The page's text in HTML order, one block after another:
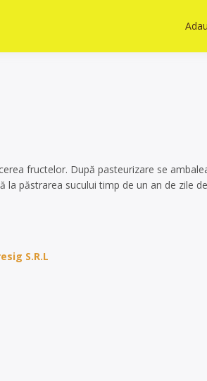
fructelor. După pasteurizare se
la păstrarea sucului timp de un an de zile
S.R.L